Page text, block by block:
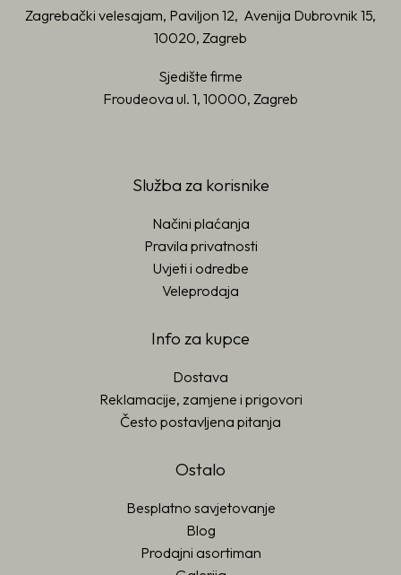
Zagrebački velesajam, Paviljon 12, Avenija Dubrovnik 15,
10020, Zagreb
Sjedište firme
Froudeova ul. 1, 10000, Zagreb
Služba za korisnike
Načini plaćanja
Pravila privatnosti
Uvjeti i odredbe
Veleprodaja
Info za kupce
Dostava
Reklamacije, zamjene i prigovori
Često postavljena pitanja
Ostalo
Besplatno savjetovanje
Blog
Prodajni asortiman